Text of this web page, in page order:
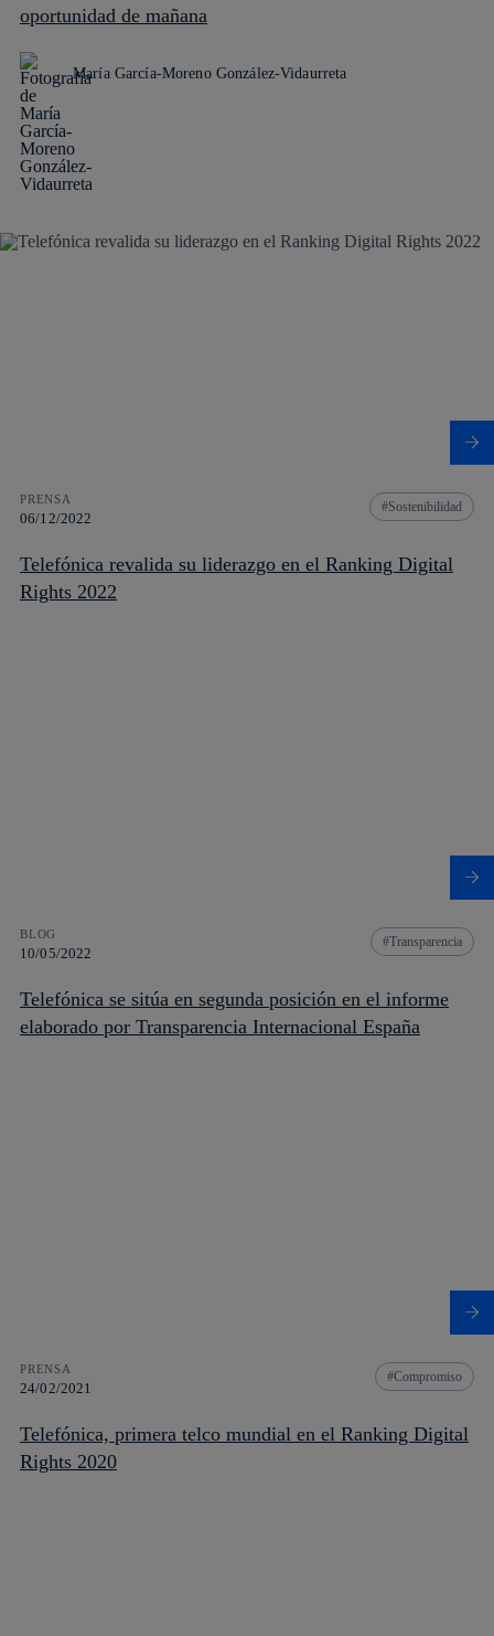
oportunidad de mañana
María García-Moreno González-Vidaurreta
PRENSA
06/12/2022
Sostenibilidad
Telefónica revalida su liderazgo en el Ranking Digital
Rights 2022
BLOG
10/05/2022
Transparencia
Telefónica se sitúa en segunda posición en el informe
elaborado por Transparencia Internacional España
PRENSA
24/02/2021
Compromiso
Telefónica, primera telco mundial en el Ranking Digital
Rights 2020